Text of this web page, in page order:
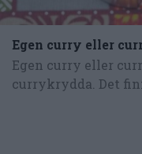
Egen curry eller
Egen curry eller
currykrydda. Det